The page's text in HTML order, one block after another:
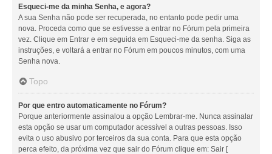
Esqueci-me da minha Senha, e agora?
A sua Senha não pode ser recuperada, no entanto pode pedir uma
nova. Proceda como que se estivesse a entrar no Fórum pela primeira
vez. Clique em Entrar e em seguida em Esqueci-me da senha. Siga as
instruções, e voltará a entrar no Fórum em poucos minutos, com uma
Senha nova.
Topo
Por que entro automaticamente no Fórum?
Porque anteriormente assinalou a opção Lembrar-me. Nunca assinalar
esta opção se usar um computador acessível a outras pessoas. Isso
evita o uso abusivo por terceiros da sua conta. Para que esta opção
perca efeito, da próxima vez que sair do Fórum clique em: Sair [